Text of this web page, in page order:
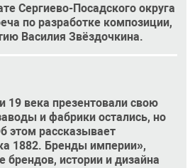
Сергиево-Посадского округа
по разработке композиции,
Василия Звёздочкина.
19 века презентовали свою
и фабрики остались, но
этом рассказывает
1882. Бренды империи»,
истории и дизайна